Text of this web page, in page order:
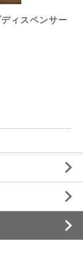
ィスペンサー